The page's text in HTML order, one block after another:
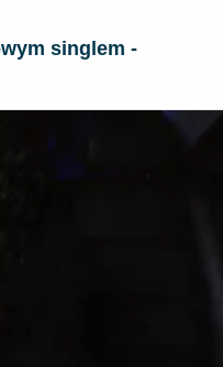
singlem -